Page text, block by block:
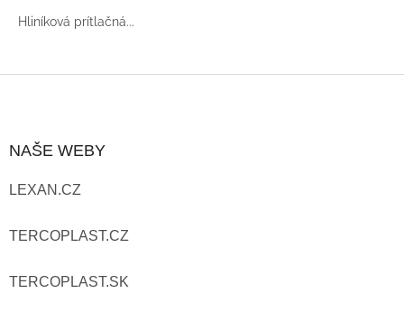
Hliníková prítlačná...
Ä
T
NAŠE WEBY
LEXAN.CZ
TERCOPLAST.CZ
TERCOPLAST.SK